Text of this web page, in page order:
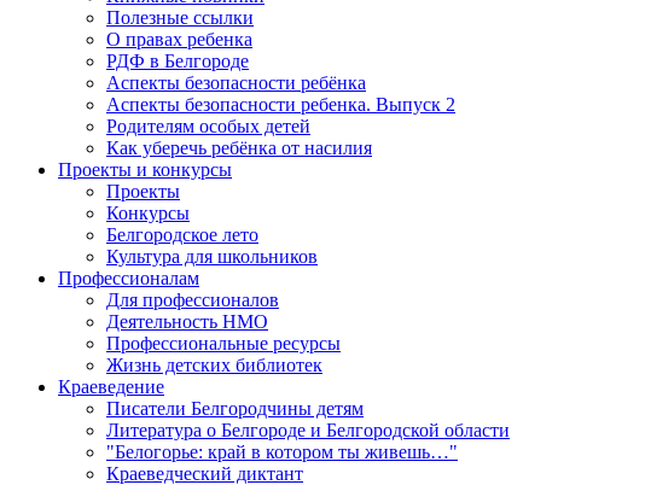
Полезные ссылки
О правах ребенка
РДФ в Белгороде
Аспекты безопасности ребёнка
Аспекты безопасности ребенка. Выпуск 2
Родителям особых детей
Как уберечь ребёнка от насилия
Проекты и конкурсы
Проекты
Конкурсы
Белгородское лето
Культура для школьников
Профессионалам
Для профессионалов
Деятельность НМО
Профессиональные ресурсы
Жизнь детских библиотек
Краеведение
Писатели Белгородчины детям
Литература о Белгороде и Белгородской области
"Белогорье: край в котором ты живешь…"
Краеведческий диктант